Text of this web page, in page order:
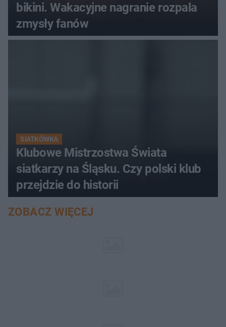
bikini. Wakacyjne nagranie rozpala
zmysły fanów
SIATKÓWKA
Klubowe Mistrzostwa Świata
siatkarzy na Śląsku. Czy polski klub
przejdzie do historii
ZOBACZ WIĘCEJ